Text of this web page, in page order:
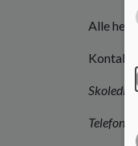
Alle
Kontakt:
Telefon: